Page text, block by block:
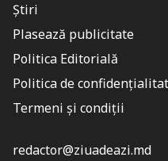
Știri
Plasează publicitate
Politica Editorială
Politica de
Termeni și condiții
redactor@ziuadeazi.md